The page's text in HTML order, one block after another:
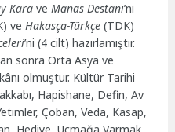
KaraveManas Destanı’nı
veHakasça-Türkçe(TDK)
’ni (4 cilt) hazırlamıştır.
sonra Orta Asya ve
olmuştur. Kültür Tarihi
Hapishane, Defin, Av
Çoban, Veda, Kasap,